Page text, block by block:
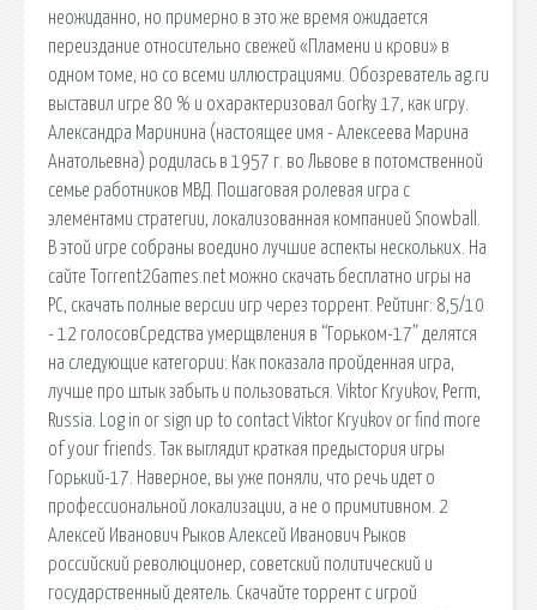
неожиданно, но примерно в это же время ожидается
переиздание относительно свежей «Пламени и крови» в
одном томе, но со всеми иллюстрациями. Обозреватель ag.ru
выставил игре 80 % и охарактеризовал Gorky 17, как игру.
Александра Маринина (настоящее имя - Алексеева Марина
Анатольевна) родилась в 1957 г. во Львове в потомственной
семье работников МВД. Пошаговая ролевая игра с
элементами стратегии, локализованная компанией Snowball.
В этой игре собраны воедино лучшие аспекты нескольких. На
сайте Torrent2Games.net можно скачать бесплатно игры на
PC, скачать полные версии игр через торрент. Рейтинг: 8,5/10
- 12 голосовСредства умерщвления в “Горьком-17” делятся
на следующие категории: Как показала пройденная игра,
лучше про штык забыть и пользоваться. Viktor Kryukov, Perm,
Russia. Log in or sign up to contact Viktor Kryukov or find more
of your friends. Так выглядит краткая предыстория игры
Горький-17. Наверное, вы уже поняли, что речь идет о
профессиональной локализации, а не о примитивном. 2
Алексей Иванович Рыков Алексей Иванович Рыков
российский революционер, советский политический и
государственный деятель. Скачайте торрент с игрой